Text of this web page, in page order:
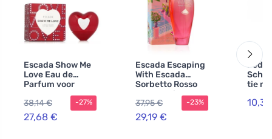
Escada Show Me
Love Eau de
Parfum voor
38,14 €
27,68 €
-27%
Escada Escaping
With Escada
Sorbetto Rosso
eau de toilette
voor dames 100
ml
37,95 €
29,19 €
-23%
tie